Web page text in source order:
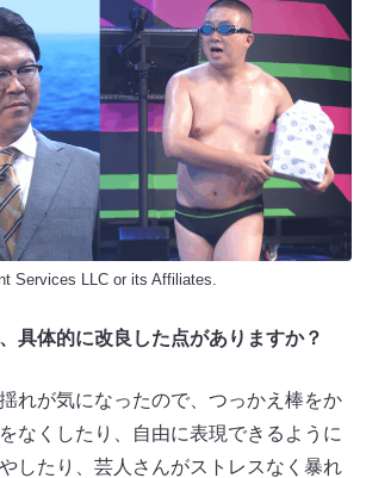
Services LLC or its Affiliates.
体的に改良した点がありますか？
れが気になったので、つっかえ棒をか
なくしたり、自由に表現できるように
したり、芸人さんがストレスなく暴れ